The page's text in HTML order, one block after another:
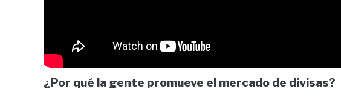
¿Por qué la gente promueve el mercado de divisas?